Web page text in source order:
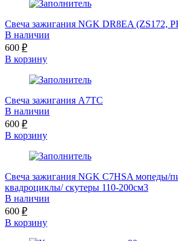
Свеча зажигания NGK DR8EA (ZS172,
В наличии
600 ₽
В корзину
Свеча зажигания A7TC
В наличии
600 ₽
В корзину
Свеча зажигания NGK C7HSA мопеды/
квадроциклы/ скутеры 110-200см3
В наличии
600 ₽
В корзину